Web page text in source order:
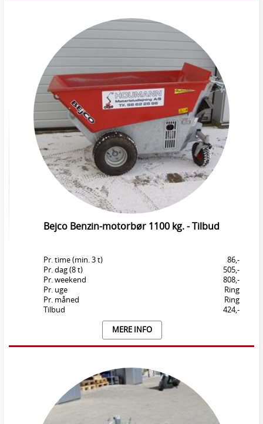
Bejco Benzin-motorbør 1100 kg. - Tilbud
Pr. time (min. 3 t)
86,-
Pr. dag (8 t)
505,-
Pr. weekend
808,-
Pr. uge
Ring
Pr. måned
Ring
Tilbud
424,-
MERE INFO